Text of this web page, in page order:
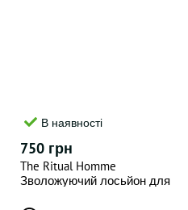
В наявності
750 грн
The Ritual Homme
Зволожуючий лосьйон для